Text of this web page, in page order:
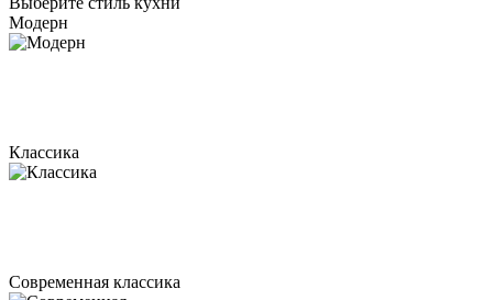
Модерн
Классика
Современная классика